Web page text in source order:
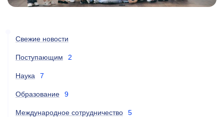
Свежие новости
Поступающим 2
Наука 7
Образование 9
Международное сотрудничество 5